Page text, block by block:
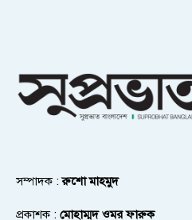
সম্পাদক :রুশো মাহমুদ
প্রকাশক : মোহাম্মদ ওমর ফারুক